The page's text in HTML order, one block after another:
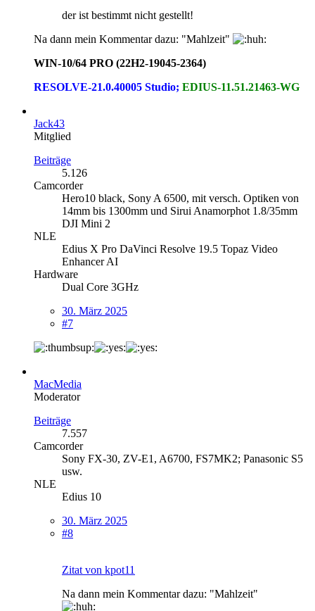
der ist bestimmt nicht gestellt!
Na dann mein Kommentar dazu: "Mahlzeit"
WIN-10/64 PRO (22H2-19045-2364)
RESOLVE-21.0.40005 Studio; EDIUS-11.51.21463-WG
Jack43
Mitglied
Beiträge
5.126
Camcorder
Hero10 black, Sony A 6500, mit versch. Optiken von
14mm bis 1300mm und Sirui Anamorphot 1.8/35mm
DJI Mini 2
NLE
Edius X Pro DaVinci Resolve 19.5 Topaz Video
Enhancer AI
Hardware
Dual Core 3GHz
30. März 2025
#7
MacMedia
Moderator
Beiträge
7.557
Camcorder
Sony FX-30, ZV-E1, A6700, FS7MK2; Panasonic S5
usw.
NLE
Edius 10
30. März 2025
#8
Zitat von kpot11
Na dann mein Kommentar dazu: "Mahlzeit"